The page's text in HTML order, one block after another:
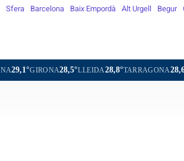
Sfera Barcelona Baix Empordà Alt Urgell Begur
28,8°TARRAGONA28,6°TORTOSA29,2°